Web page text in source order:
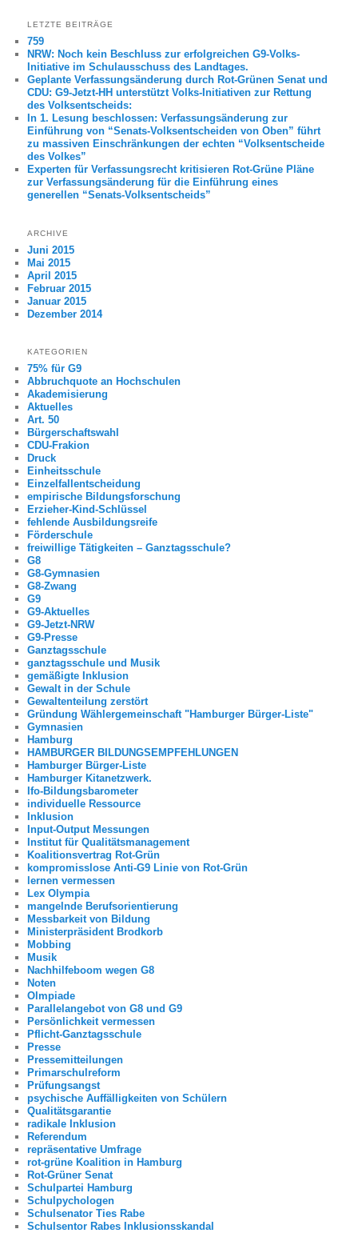
LETZTE BEITRÄGE
759
NRW: Noch kein Beschluss zur erfolgreichen G9-Volks-
Initiative im Schulausschuss des Landtages.
Geplante Verfassungsänderung durch Rot-Grünen Senat und
CDU: G9-Jetzt-HH unterstützt Volks-Initiativen zur Rettung
des Volksentscheids:
In 1. Lesung beschlossen: Verfassungsänderung zur
Einführung von “Senats-Volksentscheiden von Oben” führt
zu massiven Einschränkungen der echten “Volksentscheide
des Volkes”
Experten für Verfassungsrecht kritisieren Rot-Grüne Pläne
zur Verfassungsänderung für die Einführung eines
generellen “Senats-Volksentscheids”
ARCHIVE
Juni 2015
Mai 2015
April 2015
Februar 2015
Januar 2015
Dezember 2014
KATEGORIEN
75% für G9
Abbruchquote an Hochschulen
Akademisierung
Aktuelles
Art. 50
Bürgerschaftswahl
CDU-Frakion
Druck
Einheitsschule
Einzelfallentscheidung
empirische Bildungsforschung
Erzieher-Kind-Schlüssel
fehlende Ausbildungsreife
Förderschule
freiwillige Tätigkeiten – Ganztagsschule?
G8
G8-Gymnasien
G8-Zwang
G9
G9-Aktuelles
G9-Jetzt-NRW
G9-Presse
Ganztagsschule
ganztagsschule und Musik
gemäßigte Inklusion
Gewalt in der Schule
Gewaltenteilung zerstört
Gründung Wählergemeinschaft "Hamburger Bürger-Liste"
Gymnasien
Hamburg
HAMBURGER BILDUNGSEMPFEHLUNGEN
Hamburger Bürger-Liste
Hamburger Kitanetzwerk.
Ifo-Bildungsbarometer
individuelle Ressource
Inklusion
Input-Output Messungen
Institut für Qualitätsmanagement
Koalitionsvertrag Rot-Grün
kompromisslose Anti-G9 Linie von Rot-Grün
lernen vermessen
Lex Olympia
mangelnde Berufsorientierung
Messbarkeit von Bildung
Ministerpräsident Brodkorb
Mobbing
Musik
Nachhilfeboom wegen G8
Noten
Olmpiade
Parallelangebot von G8 und G9
Persönlichkeit vermessen
Pflicht-Ganztagsschule
Presse
Pressemitteilungen
Primarschulreform
Prüfungsangst
psychische Auffälligkeiten von Schülern
Qualitätsgarantie
radikale Inklusion
Referendum
repräsentative Umfrage
rot-grüne Koalition in Hamburg
Rot-Grüner Senat
Schulpartei Hamburg
Schulpychologen
Schulsenator Ties Rabe
Schulsentor Rabes Inklusionsskandal